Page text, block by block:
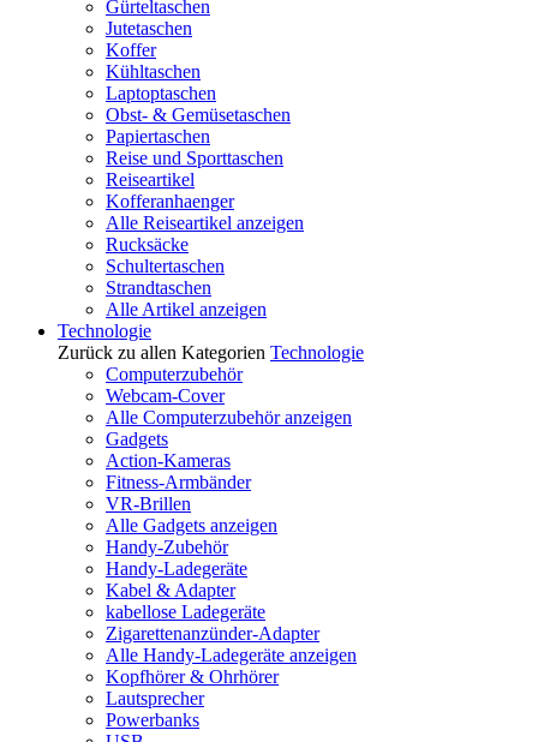
Gürteltaschen
Jutetaschen
Koffer
Kühltaschen
Laptoptaschen
Obst- & Gemüsetaschen
Papiertaschen
Reise und Sporttaschen
Reiseartikel
Kofferanhaenger
Alle Reiseartikel anzeigen
Rucksäcke
Schultertaschen
Strandtaschen
Alle Artikel anzeigen
Technologie
Zurück zu allen Kategorien Technologie
Computerzubehör
Webcam-Cover
Alle Computerzubehör anzeigen
Gadgets
Action-Kameras
Fitness-Armbänder
VR-Brillen
Alle Gadgets anzeigen
Handy-Zubehör
Handy-Ladegeräte
Kabel & Adapter
kabellose Ladegeräte
Zigarettenanzünder-Adapter
Alle Handy-Ladegeräte anzeigen
Kopfhörer & Ohrhörer
Lautsprecher
Powerbanks